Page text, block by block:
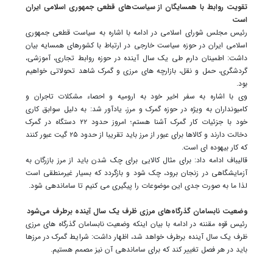
تقویت روابط با همسایگان از سیاست‌های قطعی جمهوری اسلامی ایران
است
رئیس مجلس شورای اسلامی در ادامه با اشاره به سیاست قطعی جمهوری
اسلامی ایران در حوزه سیاست خارجی در ارتباط با کشورهای همسایه بیان
داشت: اطمینان دارم طی یک سال آینده در حوزه روابط تجاری، آموزشی،
گردشگری، حمل و نقل، بازارچه های مرزی و گمرک شاهد تحولاتی خواهیم
بود.
وی با اشاره به سفر اخیر خود به ارومیه و احصاء مشکلات تاجران و
کامیونداران به ویژه در حوزه گمرک و مرز، یادآور شد: به دلیل سوابق کاری
خود با جزئیات کار گمرک آشنا هستم؛ امروز حدود ۲۲ دستگاه در گمرک
دخالت دارند و کالاها برای عبور از مرز باید تقریبا از حدود ۲۵ گیت عبور کنند
که کار بیهوده ای است.
قالیباف ادامه داد: برای مثال کالایی برای چک شدن باید از مرز بازرگان به
آزمایشگاهی در زنجان برود، چک شود و بازگردد که بسیار غیرمنطقی است
لذا ما به صورت جدی این موضوعات را پیگیری می کنیم تا ساماندهی شود.
وضعیت نابسامان گذرگاه‌های مرزی ظرف یک سال آینده برطرف می‌شود
رئیس قوه مقننه در ادامه با بیان اینکه وضعیت نابسامان گذرگاه های مرزی
ظرف یک سال آینده برطرف خواهد شد، اظهار داشت: شرایط گمرک در مرزها
باید در هر فصل تغییر کند که برای ساماندهی آن نیز مصمم هستیم.